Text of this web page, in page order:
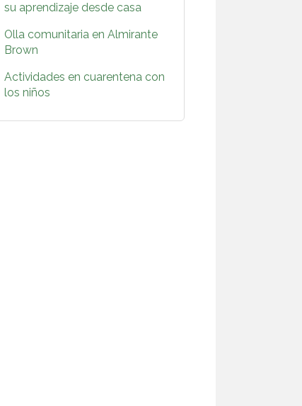
su aprendizaje desde casa
Olla comunitaria en Almirante
Brown
Actividades en cuarentena con
los niños